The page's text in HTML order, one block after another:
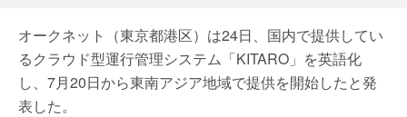
オークネット（東京都港区）は24日、国内で提供してい
るクラウド型運行管理システム「KITARO」を英語化
し、7月20日から東南アジア地域で提供を開始したと発
表した。